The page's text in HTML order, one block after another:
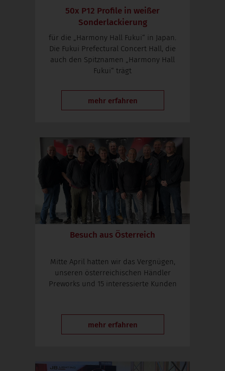
50x P12 Profile in weißer
Sonderlackierung
für die „Harmony Hall Fukui“ in Japan.
Die Fukui Prefectural Concert Hall, die
auch den Spitznamen „Harmony Hall
Fukui“ trägt
mehr erfahren
Besuch aus Österreich
Mitte April hatten wir das Vergnügen,
unseren österreichischen Händler
Preworks und 15 interessierte Kunden
mehr erfahren